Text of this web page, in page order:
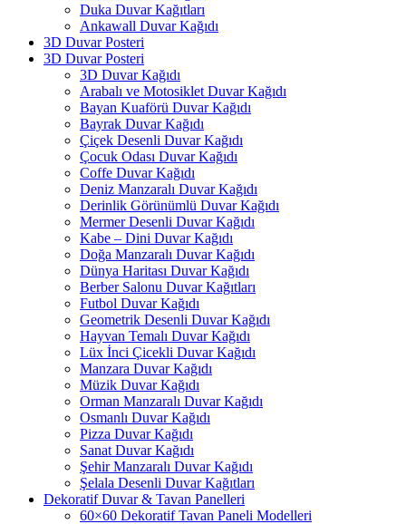
Duka Duvar Kağıtları
Ankawall Duvar Kağıdı
3D Duvar Posteri
3D Duvar Posteri
3D Duvar Kağıdı
Arabalı ve Motosiklet Duvar Kağıdı
Bayan Kuaförü Duvar Kağıdı
Bayrak Duvar Kağıdı
Çiçek Desenli Duvar Kağıdı
Çocuk Odası Duvar Kağıdı
Coffe Duvar Kağıdı
Deniz Manzaralı Duvar Kağıdı
Derinlik Görünümlü Duvar Kağıdı
Mermer Desenli Duvar Kağıdı
Kabe – Dini Duvar Kağıdı
Doğa Manzaralı Duvar Kağıdı
Dünya Haritası Duvar Kağıdı
Berber Salonu Duvar Kağıtları
Futbol Duvar Kağıdı
Geometrik Desenli Duvar Kağıdı
Hayvan Temalı Duvar Kağıdı
Lüx İnci Çicekli Duvar Kağıdı
Manzara Duvar Kağıdı
Müzik Duvar Kağıdı
Orman Manzaralı Duvar Kağıdı
Osmanlı Duvar Kağıdı
Pizza Duvar Kağıdı
Sanat Duvar Kağıdı
Şehir Manzaralı Duvar Kağıdı
Şelala Desenli Duvar Kağıtları
Dekoratif Duvar & Tavan Panelleri
60×60 Dekoratif Tavan Paneli Modelleri